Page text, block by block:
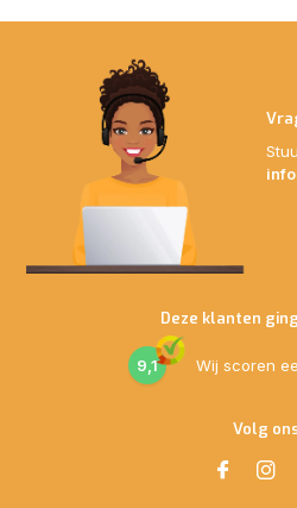
Deze klanten
9,1 Wij scoren
Volg